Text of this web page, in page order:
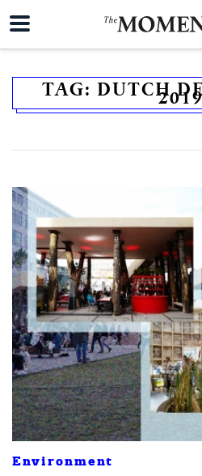
TAG: DUTCH
Environment
ค้นหา
SHARE TWEET